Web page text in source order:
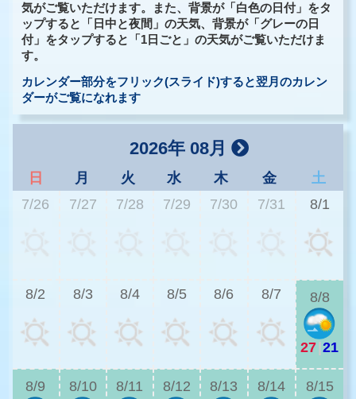
気がご覧いただけます。また、背景が「白色の日付」をタ
ップすると「日中と夜間」の天気、背景が「グレーの日
付」をタップすると「1日ごと」の天気がご覧いただけま
す。
カレンダー部分をフリック(スライド)すると翌月のカレン
ダーがご覧になれます
2026年 08月
日 月 火 水 木 金
土
7/26
7/27 7/28 7/29 7/30 7/31 8/1
8/2 8/3 8/4 8/5 8/6 8/7 8/8
27|21
8/9 8/10 8/11 8/12 8/13 8/14 8/15